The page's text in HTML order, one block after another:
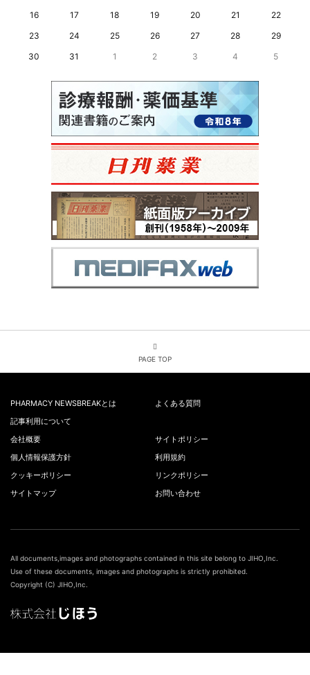
16
17 18 19 20 21
22
23
24 25 26 27 28
29
30
31 1 2 3 4 5
PAGE TOP
PHARMACY NEWSBREAKとは
よくある質問
記事利用について
会社概要
サイトポリシー
個人情報保護方針
利用規約
クッキーポリシー
リンクポリシー
サイトマップ
お問い合わせ
All documents,images and photographs contained in this site belong to JIHO,Inc.
Use of these documents, images and photographs is strictly prohibited.
Copyright (C) JIHO,Inc.